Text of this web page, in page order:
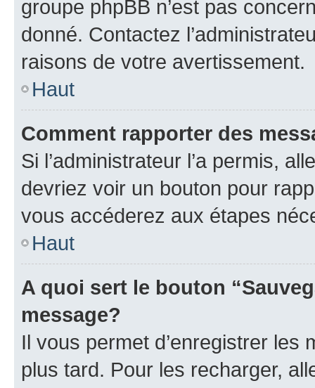
groupe phpBB n’est pas
donné. Contactez
raisons de votre avertissement.
Haut
Comment rapporter des
Si l’administrateur l’a permis,
devriez voir un bouton pour
vous accéderez aux étapes
Haut
A quoi sert le bouton
message?
Il vous permet d’enregistrer
plus tard. Pour les recharger,